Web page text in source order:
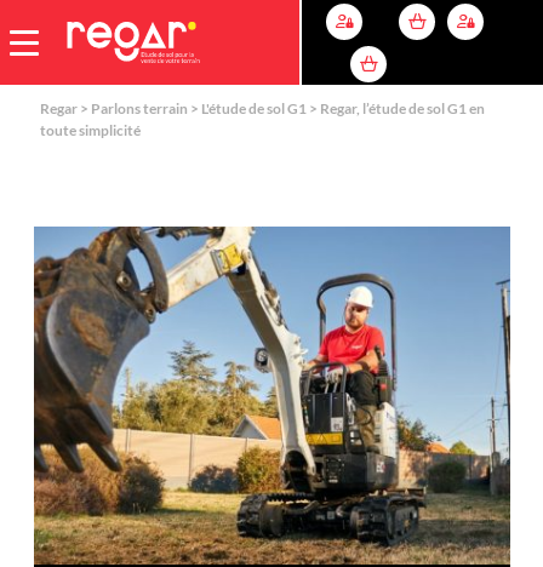
L'étude de sol G1
Regar> Parlons terrain > L'étude de sol G1> Regar, l’étude de sol G1 en
toute simplicité